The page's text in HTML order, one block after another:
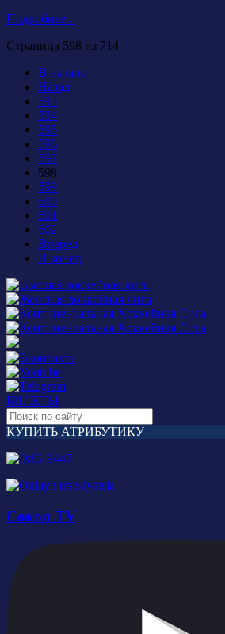
Подробнее...
Страница 598 из 714
В начало
Назад
593
594
595
596
597
598
599
600
601
602
Вперед
В конец
БИЛЕТЫ
КУПИТЬ АТРИБУТИКУ
Сокол TV